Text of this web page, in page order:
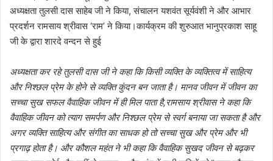
अध्यक्षता तुलसी दास साहेब जी ने किया, संचालन यशवंत सूर्यवंशी ने और आभार
प्रदर्शन रामसाय श्रीवास ‘राम’ ने किया।कार्यक्रम की शुरुआत भानुप्रकाश साहू
जी के द्वारा शारदे वन्दन से हुई
अध्यक्षता कर रहे तुलसी दास जी ने कहा कि किसी व्यक्ति के व्यक्तित्व में साहित्य
और निश्छल प्रेम के होने से व्यक्ति कुंदन बन जाता है। मानव जीवन में जीवन का
सच्चा सुख सफल वैवाहिक जीवन में ही मिल पाता है,रामसाय श्रीवास ने कहा कि
वैवाहिक जीवन को त्याग समर्पण और निश्छल प्रेम से स्वर्ग बनाया जा सकता है और
अगर व्यक्ति साहित्य और संगीत का साधक हो तो सच्चा सुख और प्रेम और भी
प्रगाढ़ होता है। और कौशल महंत ने भी कहा कि वैवाहिक सुखद जीवन से बढ़कर